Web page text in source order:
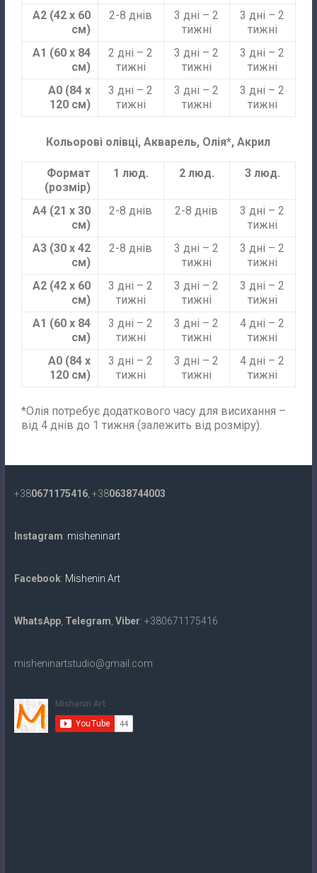
А2 (42 х 60
см)
2-8 днів
3 дні – 2
тижні
3 дні – 2
тижні
А1 (60 х 84
см)
2 дні – 2
тижні
3 дні – 2
тижні
3 дні – 2
тижні
А0 (84 х
120 см)
3 дні – 2
тижні
3 дні – 2
тижні
3 дні – 2
тижні
Кольорові олівці, Акварель, Олія*, Акрил
Формат
(розмір)
1 люд. 2 люд. 3 люд.
А4 (21 х 30
см)
2-8 днів 2-8 днів
3 дні – 2
тижні
А3 (30 х 42
см)
2-8 днів
3 дні – 2
тижні
3 дні – 2
тижні
А2 (42 х 60
см)
3 дні – 2
тижні
3 дні – 2
тижні
3 дні – 2
тижні
А1 (60 х 84
см)
3 дні – 2
тижні
3 дні – 2
тижні
4 дні – 2
тижні
А0 (84 х
120 см)
3 дні – 2
тижні
3 дні – 2
тижні
4 дні – 2
тижні
*Олія потребує додаткового часу для висихання –
від 4 днів до 1 тижня (залежить від розміру).
+380671175416, +380638744003
Instagram: misheninart
Facebook: Mishenin Art
WhatsApp, Telegram Viber: +380671175416
misheninartstudio@gmail.com